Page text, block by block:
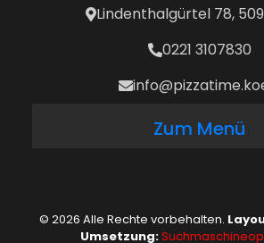
Lindenthalgürtel 78,
0221 3107830
Zum Menü
© 2026 Alle Rechte vorbehalten.
Umsetzung: